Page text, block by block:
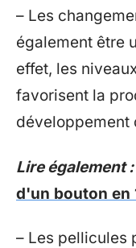
– Les
également être
effet, les
favorisent la
développement
Lire également :
d'un bouton en
– Les pellicules